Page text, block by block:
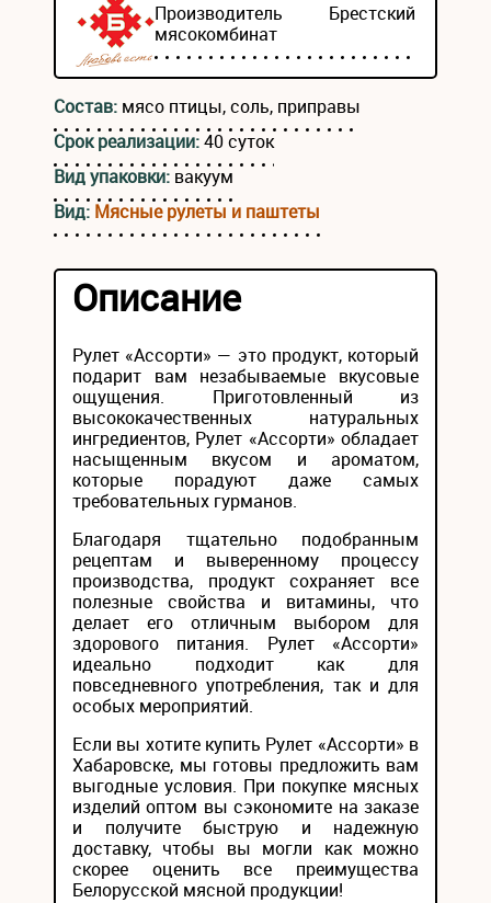
Производитель Брестский
мясокомбинат
Состав: мясо птицы, соль, приправы
Срок реализации:40 суток
Вид упаковки: вакуум
Вид: Мясные рулеты и паштеты
Описание
Рулет «Ассорти» — это продукт, который
подарит вам незабываемые вкусовые
ощущения. Приготовленный из
высококачественных натуральных
ингредиентов, Рулет «Ассорти» обладает
насыщенным вкусом и ароматом,
которые порадуют даже самых
требовательных гурманов.
Благодаря тщательно подобранным
рецептам и выверенному процессу
производства, продукт сохраняет все
полезные свойства и витамины, что
делает его отличным выбором для
здорового питания. Рулет «Ассорти»
идеально подходит как для
повседневного употребления, так и для
особых мероприятий.
Если вы хотите купить Рулет «Ассорти» в
Хабаровске, мы готовы предложить вам
выгодные условия. При покупке мясных
изделий оптом вы сэкономите на заказе
и получите быструю и надежную
доставку, чтобы вы могли как можно
скорее оценить все преимущества
Белорусской мясной продукции!